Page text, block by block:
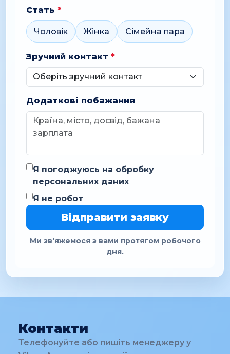
Стать *
Чоловік Жінка Сімейна пара
Зручний контакт *
Додаткові побажання
Я погоджуюсь на обробку
персональних даних
Я не робот
Відправити заявку
Ми зв'яжемося з вами протягом робочого
дня.
Контакти
Телефонуйте або пишіть менеджеру у